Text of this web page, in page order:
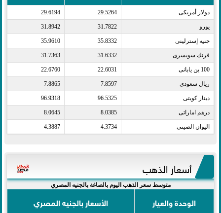
دولار أمريكى​ 29.5264
29.6194
يورو​ 31.7822
31.8942
جنيه إسترلينى​ 35.8332
35.9610
فرنك سويسرى​ 31.6332
31.7363
100 ين يابانى​ 22.6031
22.6760
ريال سعودى​ 7.8597
7.8865
دينار كويتى​ 96.5325
96.9318
درهم اماراتى​ 8.0385
8.0645
اليوان الصينى​ 4.3734
4.3887
أسعار الذهب
متوسط سعر الذهب اليوم بالصاغة بالجنيه المصري
الوحدة والعيار
الأسعار بالجنيه المصري